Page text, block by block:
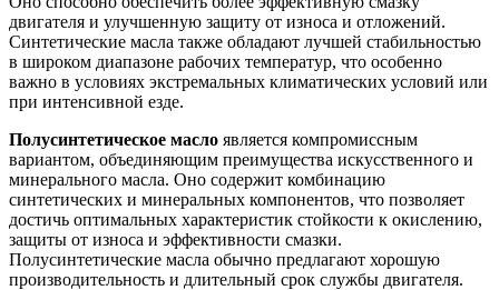
двигателя и улучшенную защиту от износа и отложений.
Синтетические масла также обладают лучшей стабильностью
в широком диапазоне рабочих температур, что особенно
важно в условиях экстремальных климатических условий или
при интенсивной езде.
Полусинтетическое масло является компромиссным
вариантом, объединяющим преимущества искусственного и
минерального масла. Оно содержит комбинацию
синтетических и минеральных компонентов, что позволяет
достичь оптимальных характеристик стойкости к окислению,
защиты от износа и эффективности смазки.
Полусинтетические масла обычно предлагают хорошую
производительность и длительный срок службы двигателя.